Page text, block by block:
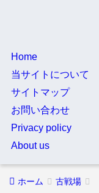
Home
当サイトについて
サイトマップ
お問い合わせ
Privacy policy
About us
ホーム 古戦場